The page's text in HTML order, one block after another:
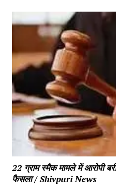
22 ग्राम स्मैक मामले में आरोपी
फैसला / Shivpuri News